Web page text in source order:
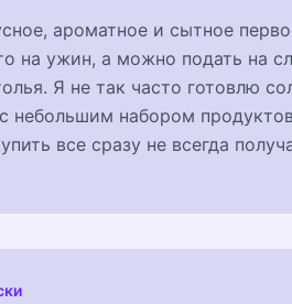
ароматное и сытное
на ужин, а можно подать на
Я не так часто готовлю
небольшим набором
все сразу не всегда